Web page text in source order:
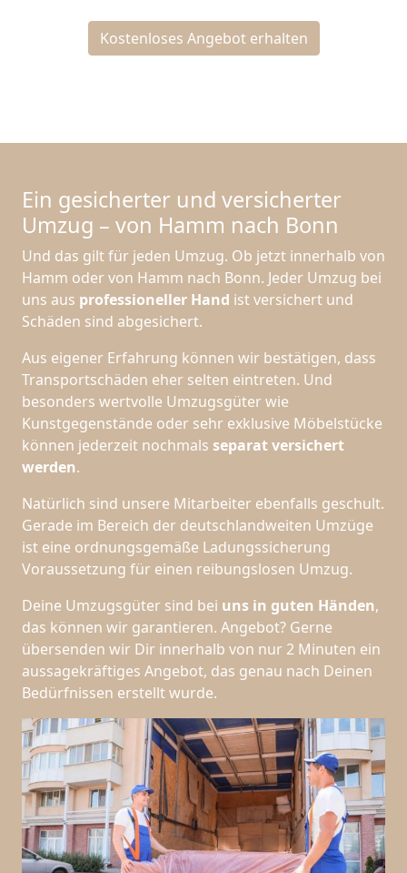
Kostenloses Angebot erhalten
Ein gesicherter und versicherter
Umzug – von Hamm nach Bonn
Und das gilt für jeden Umzug. Ob jetzt innerhalb von
Hamm oder von Hamm nach Bonn. Jeder Umzug bei
uns aus professioneller Hand ist versichert und
Schäden sind abgesichert.
Aus eigener Erfahrung können wir bestätigen, dass
Transportschäden eher selten eintreten. Und
besonders wertvolle Umzugsgüter wie
Kunstgegenstände oder sehr exklusive Möbelstücke
können jederzeit nochmals separat versichert
werden.
Natürlich sind unsere Mitarbeiter ebenfalls geschult.
Gerade im Bereich der deutschlandweiten Umzüge
ist eine ordnungsgemäße Ladungssicherung
Voraussetzung für einen reibungslosen Umzug.
Deine Umzugsgüter sind bei uns in guten Händen,
das können wir garantieren. Angebot? Gerne
übersenden wir Dir innerhalb von nur 2 Minuten ein
aussagekräftiges Angebot, das genau nach Deinen
Bedürfnissen erstellt wurde.